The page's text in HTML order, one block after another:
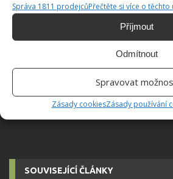
Správa 1811 prodejcůPřečtěte si více o těchto
Příjmout
Odmítnout
Spravovat
Zásady cookiesZásady používání
Jiří Kolář
Absolvent
velkým
možné najít v
SOUVISEJÍCÍ ČLÁNKY